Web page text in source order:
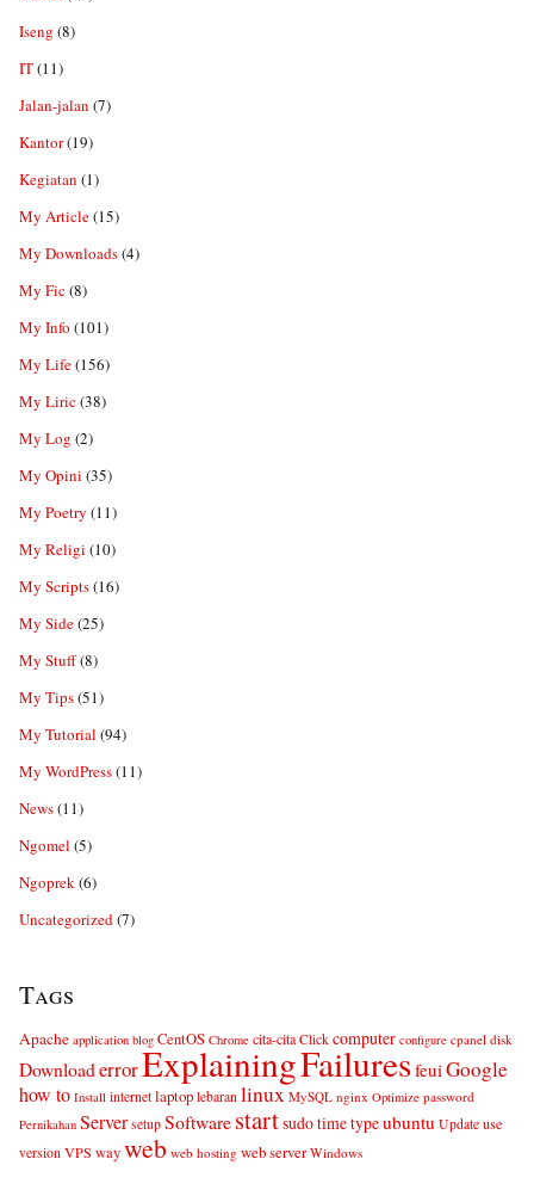
Iseng (8)
IT(11)
Jalan-jalan (7)
Kantor(19)
Kegiatan (1)
My Article(15)
My Downloads(4)
My Fic(8)
My Info (101)
My Life(156)
My Liric(38)
My Log (2)
My Opini (35)
My Poetry (11)
My Religi (10)
My Scripts(16)
My Side(25)
My Stuff(8)
My Tips(51)
My Tutorial (94)
My WordPress(11)
News(11)
Ngomel (5)
Ngoprek(6)
Uncategorized(7)
Tags
Apache application blog CentOS Chrome cita-cita Click computer configure cpanel disk
DownloaderrorExplainingFailuresfeuiGoogle
how to Install internet laptop lebaran linux MySQL nginx Optimize password
Pernikahan Server setup Softwarestartsudotimetypeubuntu Update use
version VPS wayweb web hosting web server Windows